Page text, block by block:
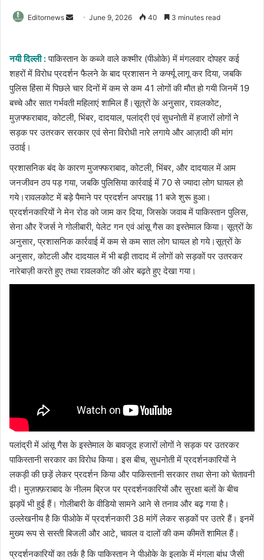
Editornews
Send June 9, 2026 40 3 minutes read
नयी दिल्ली : पाकिस्तान के कब्जे वाले कश्मीर (पीओके) में मंगलवार दोपहर कई
शहरों में विरोध प्रदर्शन फैलने के बाद प्रशासन ने कर्फ्यू लागू कर दिया, जबकि
पुलिस हिंसा में पिछले चार दिनों में कम से कम 41 लोगों की मौत हो गयी जिनमें 19
बच्चे और सात गर्भवती महिलाएं शामिल हैं।सूत्रों के अनुसार, रावलकोट,
मुज़फ्फराबाद, कोटली, भिंबर, दादयाल, पलांद्री एवं सुधनोती में हजारों लोगों ने
सड़क पर उतरकर सरकार एवं सेना विरोधी नारे लगाये और आज़ादी की मांग
उठाई।
प्रशासनिक बंद के कारण मुजफ्फराबाद, कोटली, भिंबर, और दादयाल में आम
जनजीवन ठप पड़ गया, जबकि पुलिसिया कार्रवाई में 70 से ज्यादा लोग घायल हो
गये।रावलकोट में बड़े पैमाने पर प्रदर्शन अपराह्न 11 बजे शुरू हुआ।
प्रदर्शनकारियों ने मेन रोड को जाम कर दिया, जिसके जवाब में पाकिस्तान पुलिस,
सेना और रेंजर्स ने गोलीबारी, पेलेट गन एवं आंसू गैस का इस्तेमाल किया। सूत्रों के
अनुसार, प्रशासनिक कार्रवाई में कम से कम सात लोग घायल हो गये।सूत्रों के
अनुसार, कोटली और दादयाल में भी बड़ी तादाद में लोगों को सड़कों पर उतरकर
नारेबाज़ी करते हुए तथा रावलकोट की ओर बढ़ते हुए देखा गया।
पलांद्री में आंसू गैस के इस्तेमाल के बावजूद हजारों लोगों ने सड़क पर उतरकर
पाकिस्तानी सरकार का विरोध किया। इस बीच, सुधनोती में प्रदर्शनकारियों ने
लकड़ी की छड़ें लेकर प्रदर्शन किया और पाकिस्तानी सरकार तथा सेना को चेतावनी
दी। मुज़फ़्फ़राबाद के नीलम ब्रिज पर प्रदर्शनकारियों और सुरक्षा बलों के बीच
झड़पें भी हुई हैं। गोलीबारी के वीडियो सामने आने से तनाव और बढ़ गया है।
उल्लेखनीय है कि पीओके में प्रदर्शनकारी 38 मांगें लेकर सड़कों पर उतरे हैं। इनमें
मुख्य रूप से सस्ती बिजली और आटे, चावल व दालों की कम कीमतें शामिल हैं।
प्रदर्शनकारियों का तर्क है कि पाकिस्तान ने पीओके के इलाके में मंगला बांध जैसी